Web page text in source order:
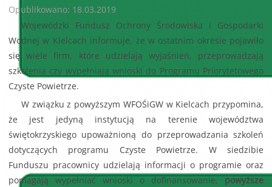
Opublikowano: 18.03.2019
Wojewódzki Fundusz Ochrony Środowiska i Gospodarki
Wodnej w Kielcach informuje, że w ostatnim okresie pojawiło
się wiele firm, które udzielają wyjaśnień, przeprowadzają
szkolenia czy wypełniają wnioski do Programu Priorytetowego
Czyste Powietrze.
W związku z powyższym WFOŚiGW w Kielcach przypomina,
że jest jedyną instytucją na terenie województwa
świętokrzyskiego upoważnioną do przeprowadzania szkoleń
dotyczących programu Czyste Powietrze. W siedzibie
Funduszu pracownicy udzielają informacji o programie oraz
pomagają wypełniać wnioski o dofinansowanie,powyższe